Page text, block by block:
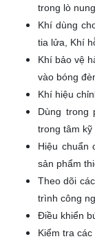
trong lò
Khí dùng
tia lửa, Khí
Khí bảo vệ
vào bóng
Khí hiệu
Dùng trong
trong tâm kỹ
Hiệu chuẩn
sản phẩm
Theo dõi
trình công
Điều khiển
Kiểm tra